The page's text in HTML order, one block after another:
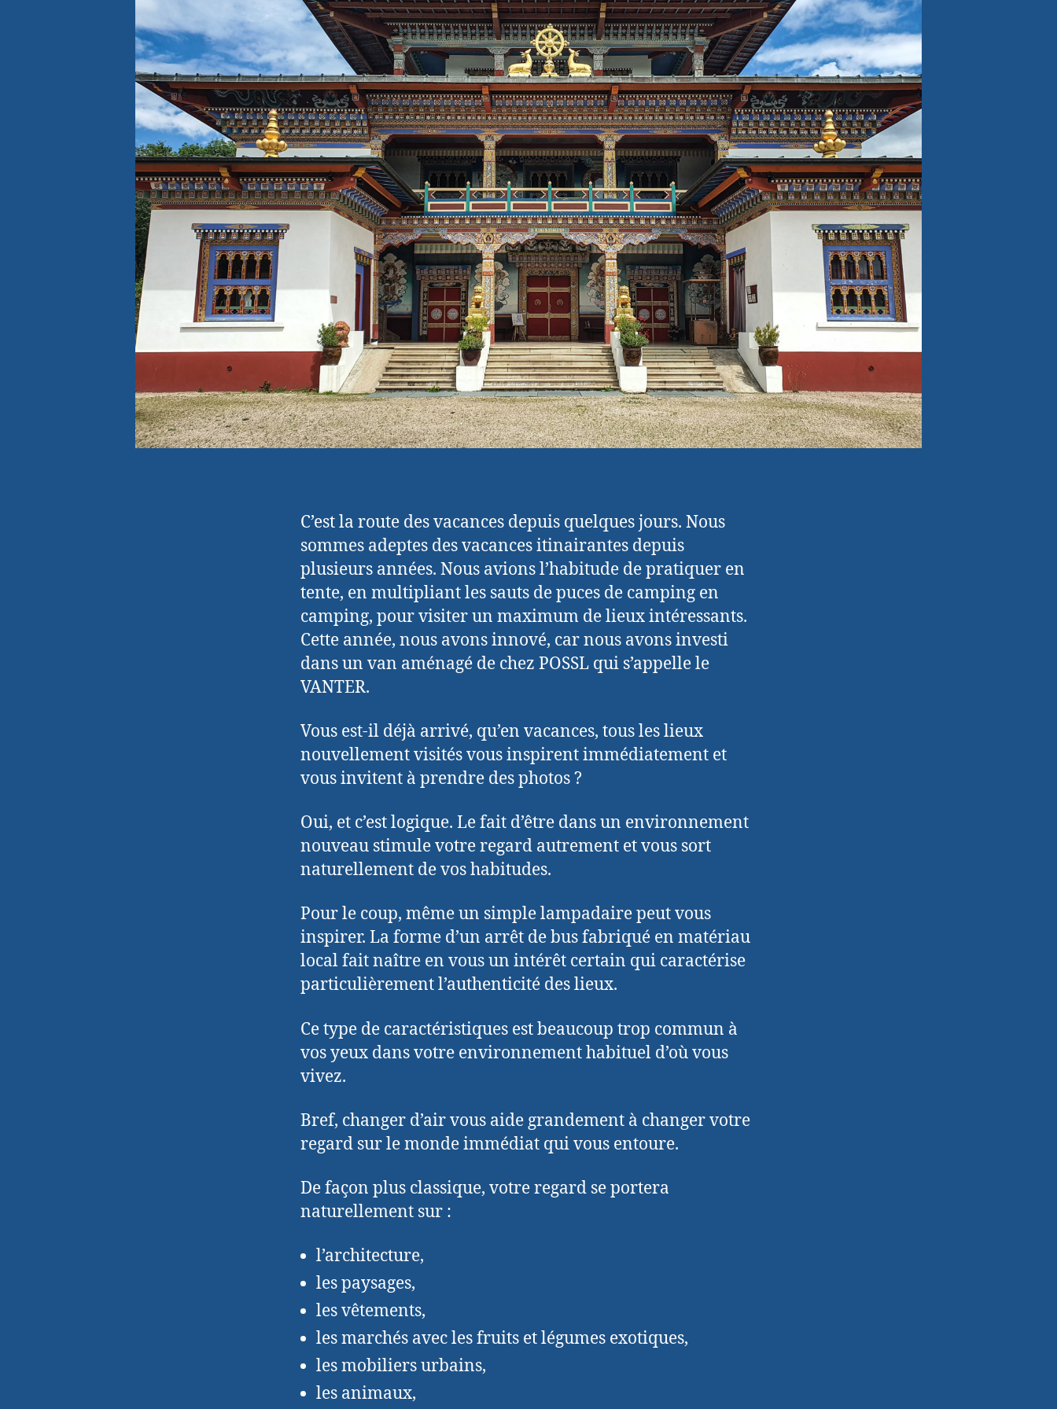
C’est la route des vacances depuis quelques jours. Nous
sommes adeptes des vacances itinairantes depuis
plusieurs années. Nous avions l’habitude de pratiquer en
tente, en multipliant les sauts de puces de camping en
camping, pour visiter un maximum de lieux intéressants.
Cette année, nous avons innové, car nous avons investi
dans un van aménagé de chez POSSL qui s’appelle le
VANTER.
Vous est-il déjà arrivé, qu’en vacances, tous les lieux
nouvellement visités vous inspirent immédiatement et
vous invitent à prendre des photos ?
Oui, et c’est logique. Le fait d’être dans un environnement
nouveau stimule votre regard autrement et vous sort
naturellement de vos habitudes.
Pour le coup, même un simple lampadaire peut vous
inspirer. La forme d’un arrêt de bus fabriqué en matériau
local fait naître en vous un intérêt certain qui caractérise
particulièrement l’authenticité des lieux.
Ce type de caractéristiques est beaucoup trop commun à
vos yeux dans votre environnement habituel d’où vous
vivez.
Bref, changer d’air vous aide grandement à changer votre
regard sur le monde immédiat qui vous entoure.
De façon plus classique, votre regard se portera
naturellement sur :
l’architecture,
les paysages,
les vêtements,
les marchés avec les fruits et légumes exotiques,
les mobiliers urbains,
les animaux,